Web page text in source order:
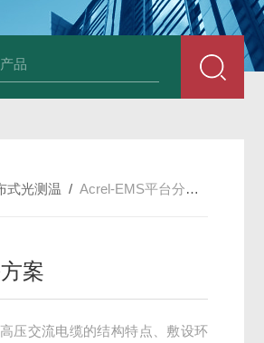
式光测温 /Acrel-EMS平台分布式光纤测温解决方案
案
压交流电缆的结构特点、敷设环